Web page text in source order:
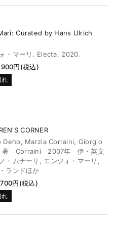
Curated by Hans Ulrich
・マーリ. Electa, 2020.
円(税込)
れ
CORNER
Deho, Marzia Corraini, Giorgio
著 Corraini 2007年 伊・英文
・ムナーリ, エンツォ・マーリ,
ランドほか
円(税込)
れ